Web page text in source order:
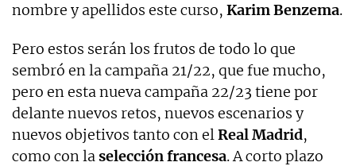
nombre y apellidos este curso, Karim Benzema.
Pero estos serán los frutos de todo lo que
sembró en la campaña 21/22, que fue mucho,
pero en esta nueva campaña 22/23 tiene por
delante nuevos retos, nuevos escenarios y
nuevos objetivos tanto con elRealMadrid,
como con laselecciónfrancesa. A corto plazo